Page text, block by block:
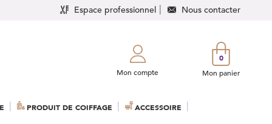
Espace professionnel Nous contacter
Mon compte
0
Mon panier
PRODUIT DE COIFFAGE ACCESSOIRE